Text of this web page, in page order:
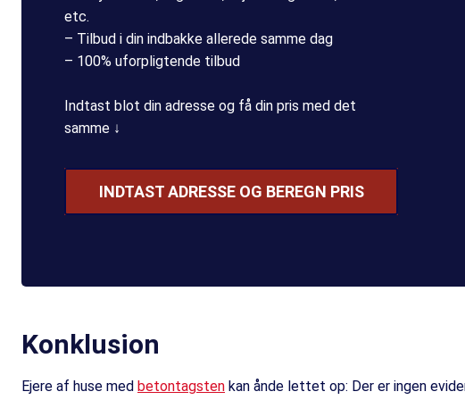
etc.
– Tilbud i din indbakke allerede samme dag
– 100% uforpligtende tilbud
Indtast blot din adresse og få din pris med det
samme ↓
INDTAST ADRESSE OG BEREGN PRIS
Konklusion
Ejere af huse med betontagsten kan ånde lettet op: Der er ingen